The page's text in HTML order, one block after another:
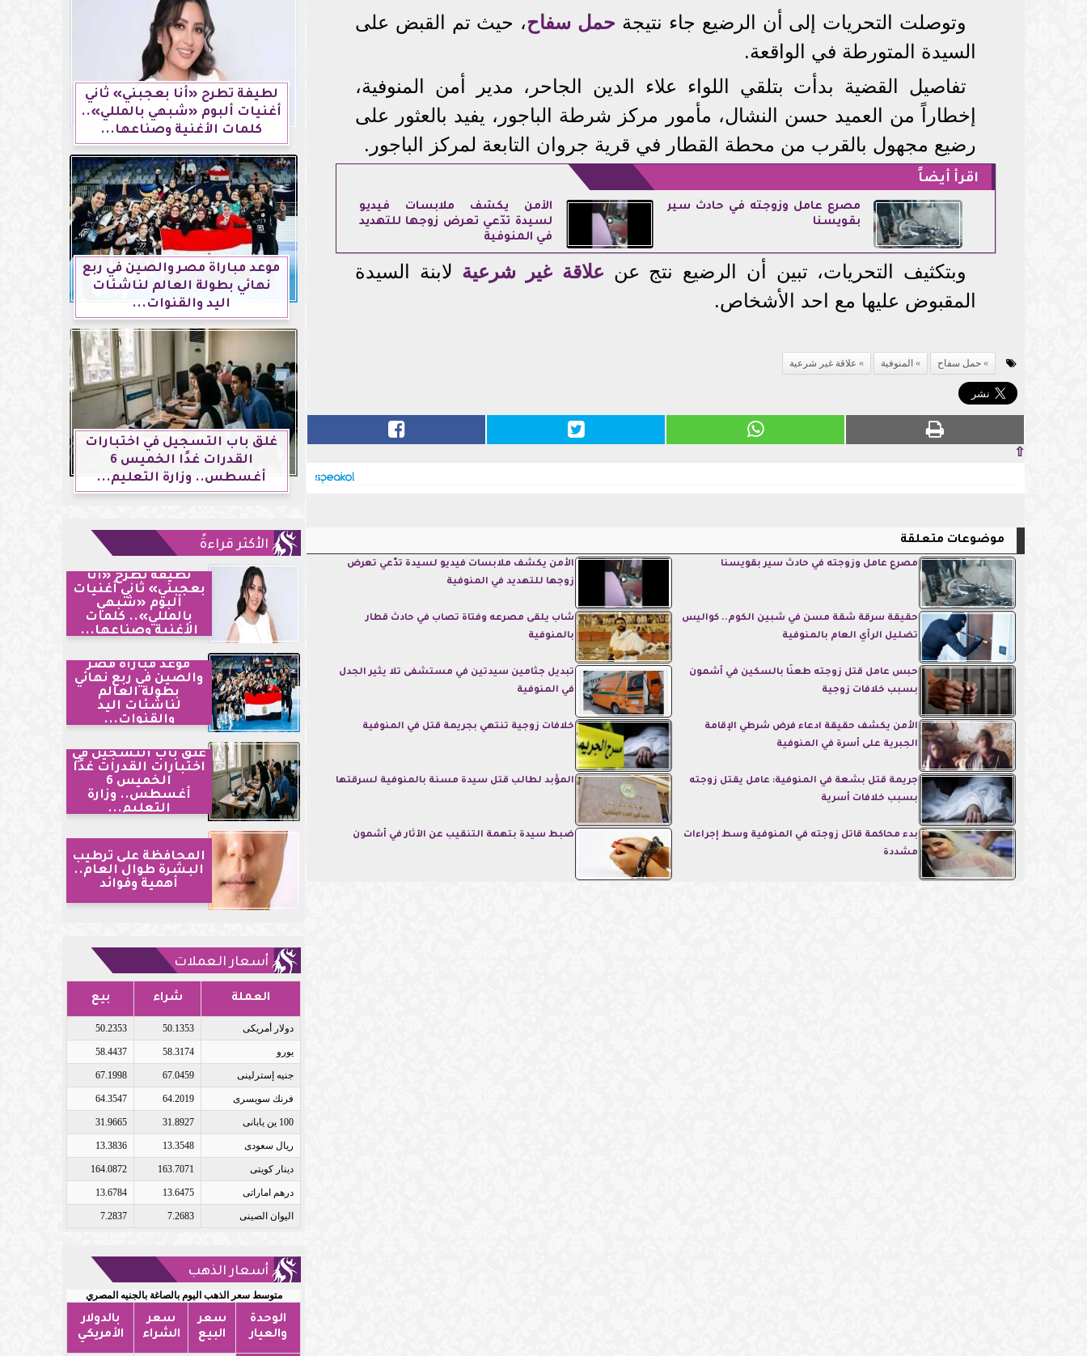
وتوصلت التحريات إلى أن الرضيع جاء نتيجة حمل سفاح، حيث تم القبض على
السيدة المتورطة في الواقعة.
تفاصيل القضية بدأت بتلقي اللواء علاء الدين الجاحر، مدير أمن المنوفية،
إخطاراً من العميد حسن النشال، مأمور مركز شرطة الباجور، يفيد بالعثور على
رضيع مجهول بالقرب من محطة القطار في قرية جروان التابعة لمركز الباجور.
اقرأ أيضاً
مصرع عامل وزوجته في حادث سير
بقويسنا
الأمن يكشف ملابسات فيديو
لسيدة تدّعي تعرض زوجها للتهديد
في المنوفية
وبتكثيف التحريات، تبين أن الرضيع نتج عن علاقة غير شرعية لابنة السيدة
المقبوض عليها مع احد الأشخاص.
حمل سفاح المنوفية علاقة غير شرعية
⇧
موضوعات متعلقة
مصرع عامل وزوجته في حادث سير بقويسنا
الأمن يكشف ملابسات فيديو لسيدة تدّعي تعرض
زوجها للتهديد في المنوفية
حقيقة سرقة شقة مسن في شبين الكوم.. كواليس
تضليل الرأي العام بالمنوفية
شاب يلقى مصرعه وفتاة تصاب في حادث قطار
بالمنوفية
حبس عامل قتل زوجته طعنًا بالسكين في أشمون
بسبب خلافات زوجية
تبديل جثامين سيدتين في مستشفى تلا يثير الجدل
في المنوفية
الأمن يكشف حقيقة ادعاء فرض شرطي الإقامة
الجبرية على أسرة في المنوفية
خلافات زوجية تنتهي بجريمة قتل في المنوفية
جريمة قتل بشعة في المنوفية: عامل يقتل زوجته
بسبب خلافات أسرية
المؤبد لطالب قتل سيدة مسنة بالمنوفية لسرقتها
بدء محاكمة قاتل زوجته في المنوفية وسط إجراءات
مشددة
ضبط سيدة بتهمة التنقيب عن الآثار في أشمون
لطيفة تطرح «أنا بعجبني» ثاني
أغنيات ألبوم «شبهي بالمللي»..
كلمات الأغنية وصناعها...
موعد مباراة مصر والصين في ربع
نهائي بطولة العالم لناشئات
اليد والقنوات...
غلق باب التسجيل في اختبارات
القدرات غدًا الخميس 6
أغسطس.. وزارة التعليم...
الأكثر قراءةً
لطيفة تطرح «أنا
بعجبني» ثاني أغنيات
ألبوم «شبهي
بالمللي».. كلمات
الأغنية وصناعها...
موعد مباراة مصر
والصين في ربع نهائي
بطولة العالم
لناشئات اليد
والقنوات...
غلق باب التسجيل في
اختبارات القدرات غدًا
الخميس 6
أغسطس.. وزارة
التعليم...
المحافظة على ترطيب
البشرة طوال العام..
أهمية وفوائد
أسعار العملات
العملة شراء بيع
دولار أمريكى 50.1353
50.2353
يورو 58.3174
58.4437
جنيه إسترلينى 67.0459
67.1998
فرنك سويسرى 64.2019
64.3547
100 ين يابانى 31.8927
31.9665
ريال سعودى 13.3548
13.3836
دينار كويتى 163.7071
164.0872
درهم اماراتى 13.6475
13.6784
اليوان الصينى 7.2683
7.2837
أسعار الذهب
متوسط سعر الذهب اليوم بالصاغة بالجنيه المصري
الوحدة
والعيار
سعر
البيع
سعر
الشراء
بالدولار
الأمريكي